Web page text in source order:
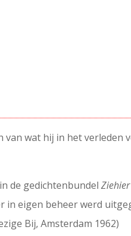
wat hij in het verleden
de gedichtenbundel
in eigen beheer werd
Bij, Amsterdam 1962)